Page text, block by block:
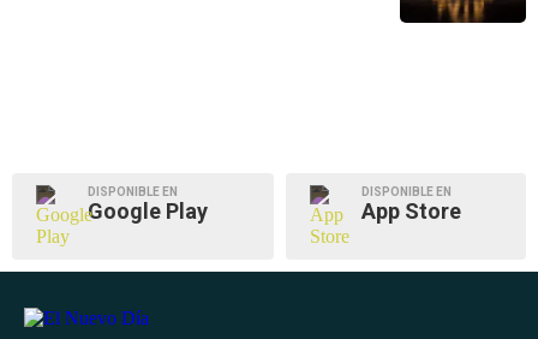
DISPONIBLE EN
Google Play
DISPONIBLE EN
App Store